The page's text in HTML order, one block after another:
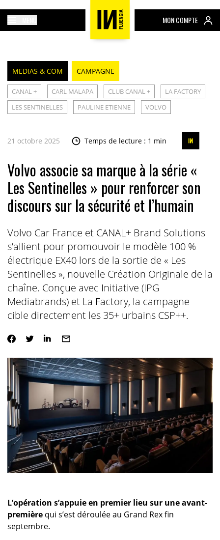
MON COMPTE
MEDIAS & COM CAMPAGNE
CANAL + CARL MALAPA CLUB CANAL +
LA FACTORY
LES SENTINELLES
PAULINE ETIENNE VOLVO
21 octobre 2025 Temps de lecture : 1 min
Volvo associe sa marque à la série «
Les Sentinelles » pour renforcer son
discours sur la sécurité et l’humain
Volvo Car France et CANAL+ Brand Solutions
s’allient pour promouvoir le modèle 100 %
électrique EX40 lors de la sortie de « Les
Sentinelles », nouvelle Création Originale de la
chaîne. Conçue avec Initiative (IPG
Mediabrands) et La Factory, la campagne
cible directement les 35+ urbains CSP++.
L’opération s’appuie en premier lieu sur une avant-
première qui s’est déroulée au Grand Rex fin
septembre.